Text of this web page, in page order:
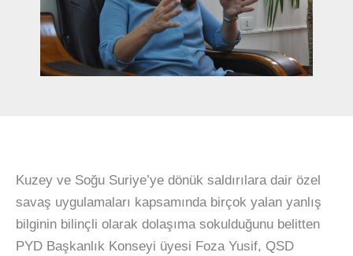
Kuzey ve Soğu Suriye’ye dönük saldırılara dair özel
savaş uygulamaları kapsamında birçok yalan yanlış
bilginin bilinçli olarak dolaşıma sokulduğunu belitten
PYD Başkanlık Konseyi üyesi Foza Yusif, QSD